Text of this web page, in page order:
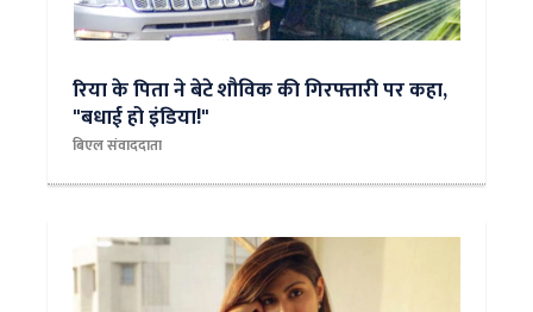
रिया के पिता ने बेटे शौविक की गिरफ्तारी पर कहा,
"बधाई हो इंडिया!"
बिएल संवाददाता